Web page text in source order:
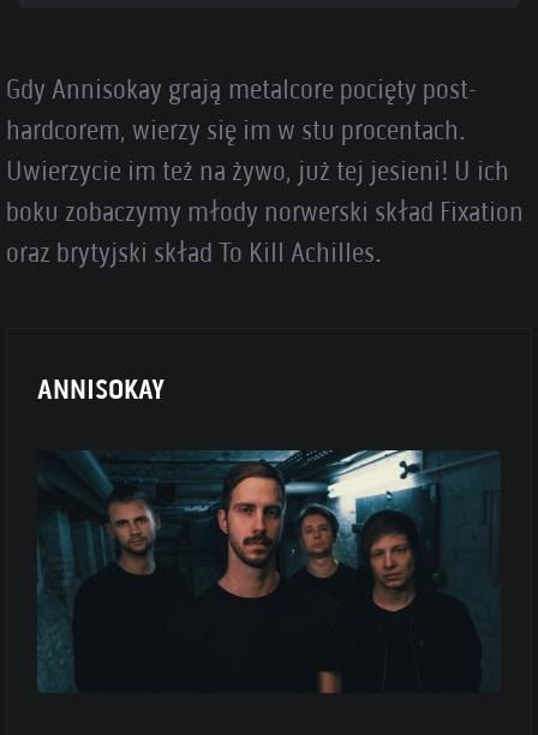
Gdy Annisokay grają metalcore pocięty post-
hardcorem, wierzy się im w stu procentach.
Uwierzycie im też na żywo, już tej jesieni! U ich
boku zobaczymy młody norwerski skład Fixation
oraz brytyjski skład To Kill Achilles.
ANNISOKAY